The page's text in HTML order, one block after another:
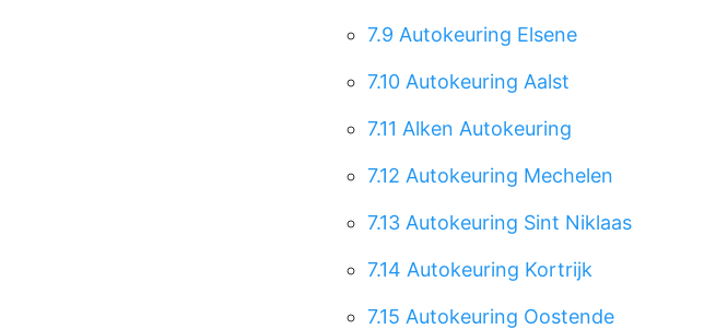
7.9 Autokeuring Elsene
7.10 Autokeuring Aalst
7.11 Alken Autokeuring
7.12 Autokeuring Mechelen
7.13 Autokeuring Sint Niklaas
7.14 Autokeuring Kortrijk
7.15 Autokeuring Oostende